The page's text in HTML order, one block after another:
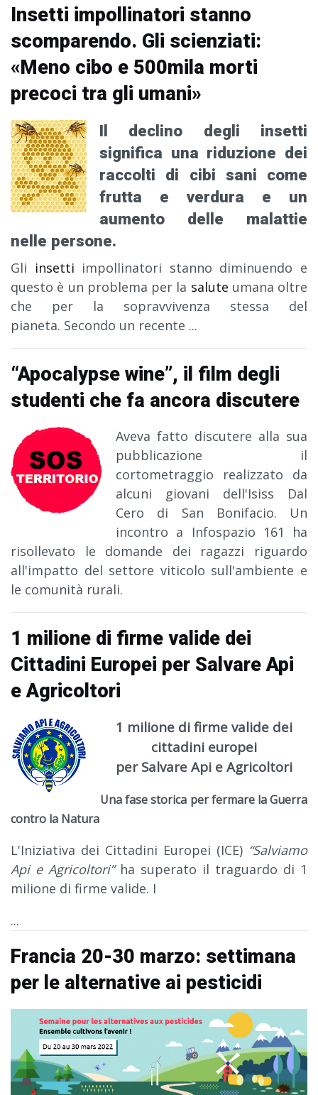
Insetti impollinatori stanno
scomparendo. Gli scienziati:
«Meno cibo e 500mila morti
precoci tra gli umani»
Il declino degli insetti
significa una riduzione dei
raccolti di cibi sani come
frutta e verdura e un
aumento delle malattie
nelle persone.
Gli insetti impollinatori stanno diminuendo e
questo è un problema per la salute umana oltre
che per la sopravvivenza stessa del
pianeta. Secondo un recente ...
“Apocalypse wine”, il film degli
studenti che fa ancora discutere
Aveva fatto discutere alla sua
pubblicazione il
cortometraggio realizzato da
alcuni giovani dell'Isiss Dal
Cero di San Bonifacio. Un
incontro a Infospazio 161 ha
risollevato le domande dei ragazzi riguardo
all'impatto del settore viticolo sull'ambiente e
le comunità rurali.
1 milione di firme valide dei
Cittadini Europei per Salvare Api
e Agricoltori
1 milione di firme valide dei
cittadini europei
per Salvare Api e Agricoltori
Una fase storica per fermare la Guerra
contro la Natura
L'Iniziativa dei Cittadini Europei (ICE) “Salviamo
Api e Agricoltori”ha superato il traguardo di 1
milione di firme valide. I
...
Francia 20-30 marzo: settimana
per le alternative ai pesticidi